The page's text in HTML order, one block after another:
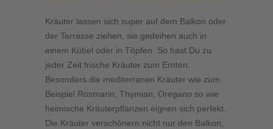
Kräuter lassen sich super auf dem Balkon oder
der Terrasse ziehen, sie gedeihen auch in
einem Kübel oder in Töpfen. So hast Du zu
jeder Zeit frische Kräuter zum Ernten.
Besonders die mediterranen Kräuter wie zum
Beispiel Rosmarin, Thymian, Oregano so wie
heimische Kräuterpflanzen eignen sich perfekt.
Die Kräuter verschönern nicht nur den Balkon,